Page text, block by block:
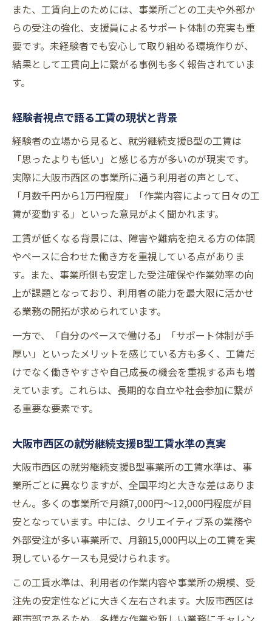
また、工賃向上のためには、事業所ごとの工夫や外部か
らの受注の強化、支援員によるサポート体制の充実も重
要です。未経験者でも安心して取り組める環境作りが、
結果として工賃向上に繋がる事例も多く報告されていま
す。
経験者視点で語る工賃の現状と背景
経験者の立場から見ると、就労継続支援B型の工賃は
「思ったよりも低い」と感じる方が多いのが現実です。
実際に大阪市西区の事業所に通う利用者の声として、
「月数千円から1万円程度」「作業内容によって日々の工
賃が変動する」といった意見がよく聞かれます。
工賃が低くなる背景には、障害や難病を抱える方の体調
やペースに合わせた働き方を重視している点がありま
す。また、事業所側も安定した受注確保や作業効率の向
上が課題となっており、利用者の能力を最大限に活かせ
る業務の開拓が求められています。
一方で、「自分のペースで働ける」「サポート体制が手
厚い」といったメリットを感じている方も多く、工賃だ
けでなく働きやすさや自己成長の機会を重視する声も増
えています。これらは、長期的な自立や社会参加に繋が
る重要な要素です。
大阪市西区の就労継続支援B型工賃水準の真実
大阪市西区の就労継続支援B型事業所の工賃水準は、事
業所ごとに異なりますが、全国平均と大きな差はありま
せん。多くの事業所で月額7,000円～12,000円程度が目
安となっています。中には、クリエイティブ系の業務や
外部受注が多い事業所で、月額15,000円以上の工賃を実
現しているケースも見受けられます。
この工賃水準は、利用者の作業内容や事業所の規模、受
注先の安定性などに大きく左右されます。大阪市西区は